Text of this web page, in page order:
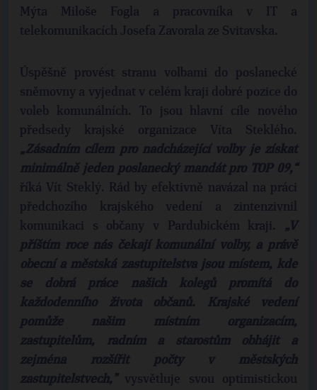
Mýta Miloše Fogla a pracovníka v IT a
telekomunikacích Josefa Zavorala ze Svitavska.
Úspěšně provést stranu volbami do poslanecké
sněmovny a vyjednat v celém kraji dobré pozice do
voleb komunálních. To jsou hlavní cíle nového
předsedy krajské organizace Víta Steklého.
„Zásadním cílem pro nadcházející volby je získat
minimálně jeden poslanecký mandát pro TOP 09,“
říká Vít Steklý. Rád by efektivně navázal na práci
předchozího krajského vedení a zintenzivnil
komunikaci s občany v Pardubickém kraji.
„V
příštím roce nás čekají komunální volby, a právě
obecní a městská zastupitelstva jsou místem, kde
se dobrá práce našich kolegů promítá do
každodenního života občanů. Krajské vedení
pomůže našim místním organizacím,
zastupitelům, radním a starostům obhájit a
zejména rozšířit počty v městských
zastupitelstvech,” vysvětluje svou optimistickou